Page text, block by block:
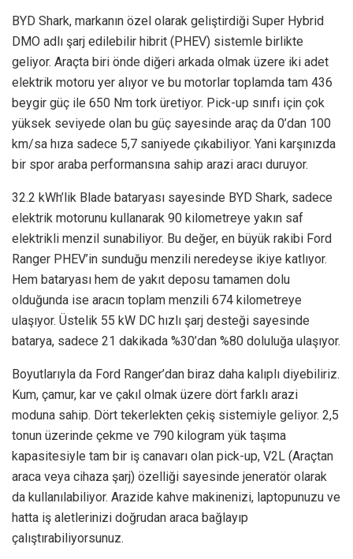
BYD Shark, markanın özel olarak geliştirdiği Super Hybrid
DMO adlı şarj edilebilir hibrit (PHEV) sistemle birlikte
geliyor. Araçta biri önde diğeri arkada olmak üzere iki adet
elektrik motoru yer alıyor ve bu motorlar toplamda tam 436
beygir güç ile 650 Nm tork üretiyor. Pick-up sınıfı için çok
yüksek seviyede olan bu güç sayesinde araç da 0’dan 100
km/sa hıza sadece 5,7 saniyede çıkabiliyor. Yani karşınızda
bir spor araba performansına sahip arazi aracı duruyor.
32.2 kWh’lik Blade bataryası sayesinde BYD Shark, sadece
elektrik motorunu kullanarak 90 kilometreye yakın saf
elektrikli menzil sunabiliyor. Bu değer, en büyük rakibi Ford
Ranger PHEV’in sunduğu menzili neredeyse ikiye katlıyor.
Hem bataryası hem de yakıt deposu tamamen dolu
olduğunda ise aracın toplam menzili 674 kilometreye
ulaşıyor. Üstelik 55 kW DC hızlı şarj desteği sayesinde
batarya, sadece 21 dakikada %30’dan %80 doluluğa ulaşıyor.
Boyutlarıyla da Ford Ranger’dan biraz daha kalıplı diyebiliriz.
Kum, çamur, kar ve çakıl olmak üzere dört farklı arazi
moduna sahip. Dört tekerlekten çekiş sistemiyle geliyor. 2,5
tonun üzerinde çekme ve 790 kilogram yük taşıma
kapasitesiyle tam bir iş canavarı olan pick-up, V2L (Araçtan
araca veya cihaza şarj) özelliği sayesinde jeneratör olarak
da kullanılabiliyor. Arazide kahve makinenizi, laptopunuzu ve
hatta iş aletlerinizi doğrudan araca bağlayıp
çalıştırabiliyorsunuz.